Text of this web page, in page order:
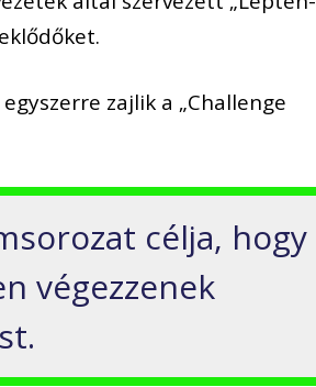
zajlik a „Challenge
célja, hogy
végezzenek